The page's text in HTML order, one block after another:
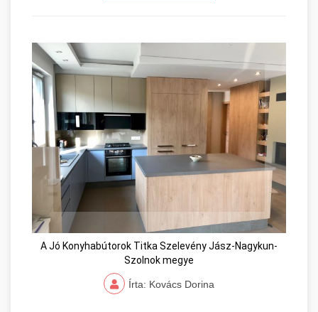
A Jó Konyhabútorok Titka Szelevény Jász-Nagykun-
Szolnok megye
Írta: Kovács Dorina